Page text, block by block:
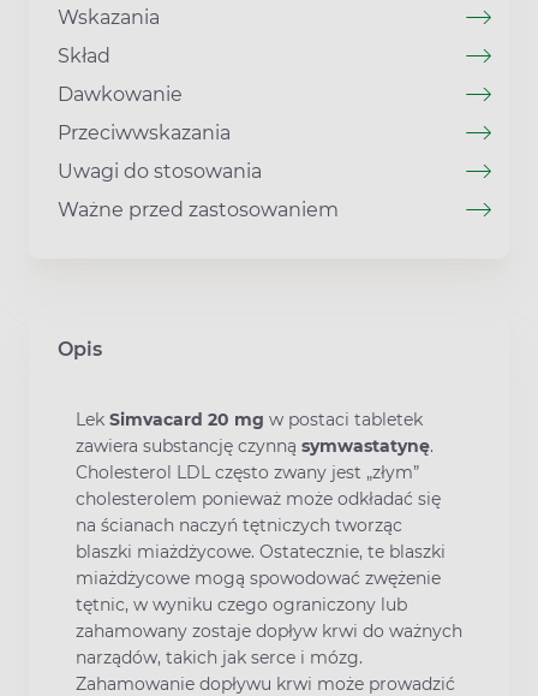
Wskazania
Skład
Dawkowanie
Przeciwwskazania
Uwagi do stosowania
Ważne przed zastosowaniem
Opis
Lek Simvacard 20 mg w postaci tabletek
zawiera substancję czynną symwastatynę.
Cholesterol LDL często zwany jest „złym”
cholesterolem ponieważ może odkładać się
na ścianach naczyń tętniczych tworząc
blaszki miażdżycowe. Ostatecznie, te blaszki
miażdżycowe mogą spowodować zwężenie
tętnic, w wyniku czego ograniczony lub
zahamowany zostaje dopływ krwi do ważnych
narządów, takich jak serce i mózg.
Zahamowanie dopływu krwi może prowadzić